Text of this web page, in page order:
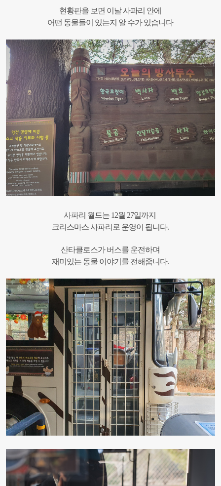
현황판을 보면 이날 사파리 안에
어떤 동물들이 있는지 알 수가 있습니다
사파리 월드는 12월 27일까지
크리스마스 사파리로 운영이 됩니다.
산타클로스가 버스를 운전하며
재미있는 동물 이야기를 전해줍니다.